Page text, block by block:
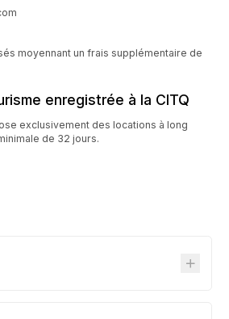
moyennant un frais supplémentaire de
enregistrée à la CITQ
exclusivement des locations à long
de 32 jours.